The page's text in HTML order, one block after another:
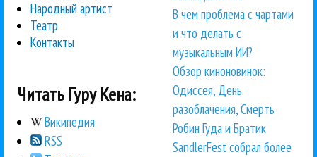
Народный артист
Театр
Контакты
Читать Гуру Кена:
Википедия
RSS
В чем проблема с чартами
и что делать с
музыкальным ИИ?
Обзор киноновинок:
Одиссея, День
разоблачения, Смерть
Робин Гуда и Братик
SandlerFest собрал более